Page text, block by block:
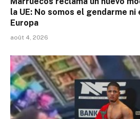
la UE: No somos el gendarme
Europa
août 4, 2026